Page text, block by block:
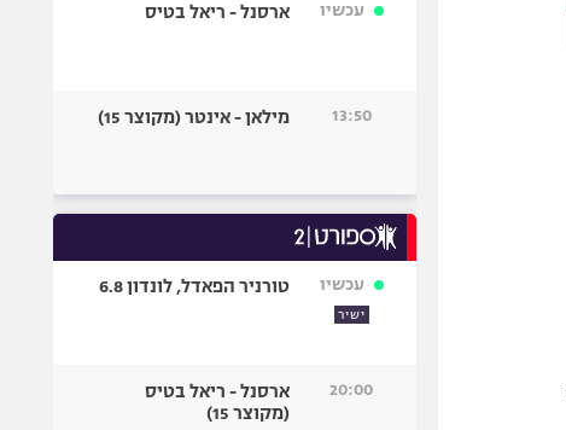
עכשיו ארסנל - ריאל בטיס
13:50 מילאן - אינטר (מקוצר 15)
עכשיו
ישיר
טורניר הפאדל, לונדון 6.8
20:00
ארסנל - ריאל בטיס
(מקוצר 15)